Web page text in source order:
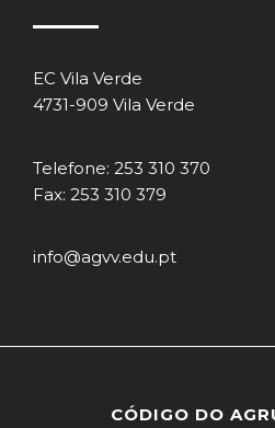
EC Vila Verde
4731-909 Vila Verde
Telefone: 253 310 370
Fax: 253 310 379
info@agvv.edu.pt
CÓDIGO DO